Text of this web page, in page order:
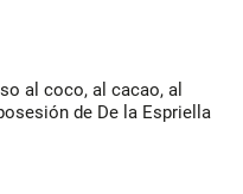
al coco, al cacao, al
de De la Espriella